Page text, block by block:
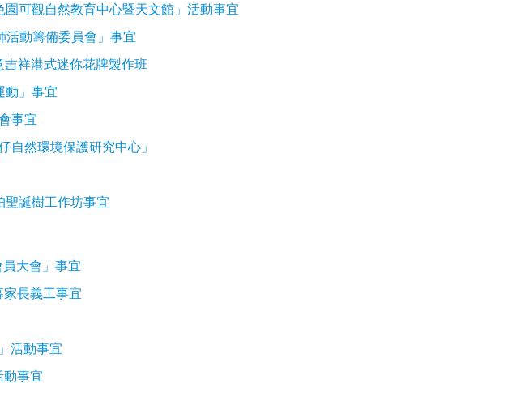
可觀自然教育中心暨天文館」活動事宜
動籌備委員會」事宜
祥港式迷你花牌製作班
動」事宜
事宜
自然環境保護研究中心」
誕樹工作坊事宜
大會」事宜
長義工事宜
活動事宜
動事宜